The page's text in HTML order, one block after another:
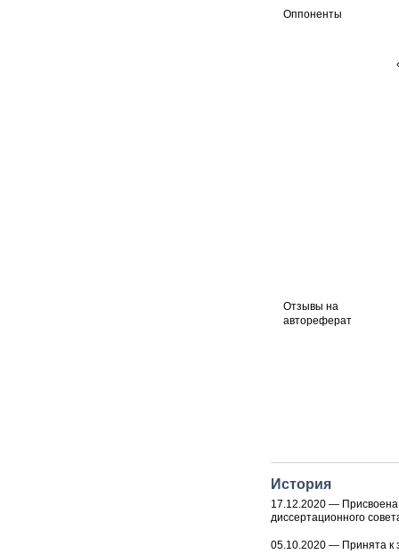
Оппоненты
Отзывы на
автореферат
История
17.12.2020 —
диссертационного
05.10.2020 — Принята к